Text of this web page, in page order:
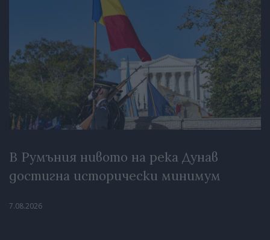
В Румъния нивото на река Дунав
достигна исторически минимум
7.08.2026